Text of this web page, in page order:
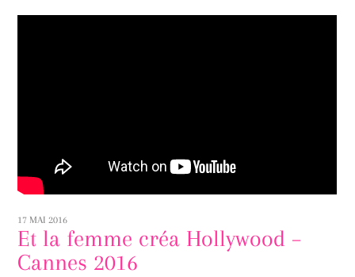
17 MAI 2016
Et la femme créa Hollywood –
Cannes 2016